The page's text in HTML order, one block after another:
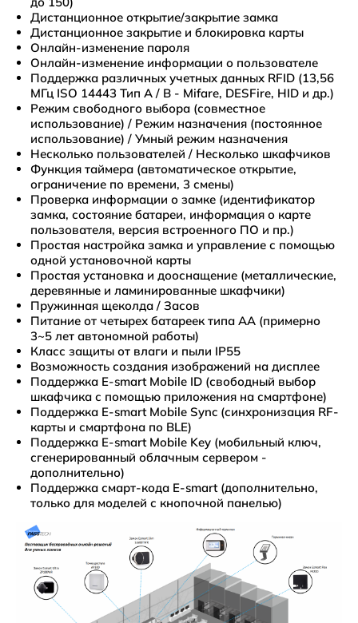
Дистанционное открытие/закрытие замка
Дистанционное закрытие и блокировка карты
Онлайн-изменение пароля
Онлайн-изменение информации о пользователе
Поддержка различных учетных данных RFID (13,56
МГц ISO 14443 Тип A / B - Mifare, DESFire, HID и др.)
Режим свободного выбора (совместное
использование) / Режим назначения (постоянное
использование) / Умный режим назначения
Несколько пользователей / Несколько шкафчиков
Функция таймера (автоматическое открытие,
ограничение по времени, 3 смены)
Проверка информации о замке (идентификатор
замка, состояние батареи, информация о карте
пользователя, версия встроенного ПО и пр.)
Простая настройка замка и управление с помощью
одной установочной карты
Простая установка и дооснащение (металлические,
деревянные и ламинированные шкафчики)
Пружинная щеколда / Засов
Питание от четырех батареек типа АА (примерно
3~5 лет автономной работы)
Класс защиты от влаги и пыли IP55
Возможность создания изображений на дисплее
Поддержка E-smart Mobile ID (свободный выбор
шкафчика с помощью приложения на смартфоне)
Поддержка E-smart Mobile Sync (синхронизация RF-
карты и смартфона по BLE)
Поддержка E-smart Mobile Key (мобильный ключ,
сгенерированный облачным сервером -
дополнительно)
Поддержка смарт-кода E-smart (дополнительно,
только для моделей с кнопочной панелью)